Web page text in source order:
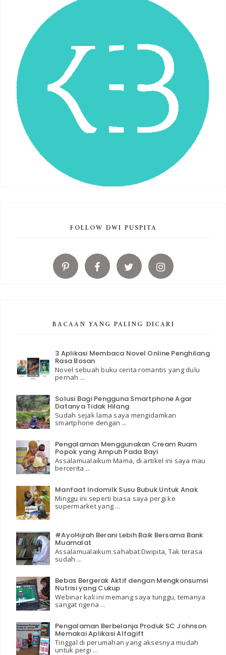
FOLLOW DWI PUSPITA
BACAAN YANG PALING DICARI
3 Aplikasi Membaca Novel Online Penghilang
Rasa Bosan
Novel sebuah buku cerita romantis yang dulu
pernah ...
Solusi Bagi Pengguna Smartphone Agar
Datanya Tidak Hilang
Sudah sejak lama saya mengidamkan
smartphone dengan ...
Pengalaman Menggunakan Cream Ruam
Popok yang Ampuh Pada Bayi
Assalamualaikum Mama, di artikel ini saya mau
bercerita ...
Manfaat Indomilk Susu Bubuk Untuk Anak
Minggu ini seperti biasa saya pergi ke
supermarket yang ...
#AyoHijrah Berani Lebih Baik Bersama Bank
Muamalat
Assalamualaikum sahabat Dwipita, Tak terasa
sudah ...
Bebas Bergerak Aktif dengan Mengkonsumsi
Nutrisi yang Cukup
Webinar kali ini memang saya tunggu, temanya
sangat ngena ...
Pengalaman Berbelanja Produk SC Johnson
Memakai Aplikasi Alfagift
Tinggal di perumahan yang aksesnya mudah
untuk pergi ...